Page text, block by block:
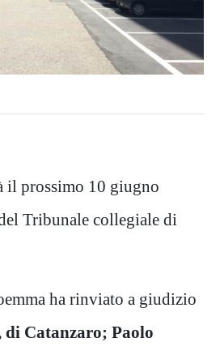
il prossimo 10 giugno
Tribunale collegiale di
ha rinviato a giudizio
Catanzaro; Paolo